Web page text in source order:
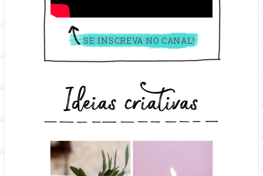
SE INSCREVA NO CANAL!
Ideias criativas